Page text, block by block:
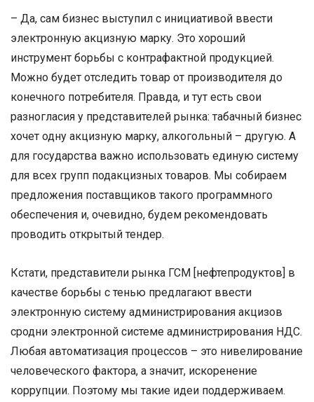
– Да, сам бизнес выступил с инициативой ввести
электронную акцизную марку. Это хороший
инструмент борьбы с контрафактной продукцией.
Можно будет отследить товар от производителя до
конечного потребителя. Правда, и тут есть свои
разногласия у представителей рынка: табачный бизнес
хочет одну акцизную марку, алкогольный – другую. А
для государства важно использовать единую систему
для всех групп подакцизных товаров. Мы собираем
предложения поставщиков такого программного
обеспечения и, очевидно, будем рекомендовать
проводить открытый тендер.
Кстати, представители рынка ГСМ [нефтепродуктов] в
качестве борьбы с тенью предлагают ввести
электронную систему администрирования акцизов
сродни электронной системе администрирования НДС.
Любая автоматизация процессов – это нивелирование
человеческого фактора, а значит, искоренение
коррупции. Поэтому мы такие идеи поддерживаем.